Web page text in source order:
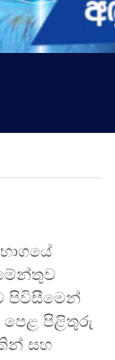
පිවිසීමෙන්
පෙළ පිළිතුරු
සහ